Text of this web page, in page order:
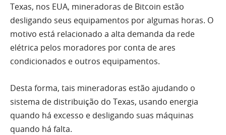
Texas, nos EUA, mineradoras de Bitcoin estão
desligando seus equipamentos por algumas horas. O
motivo está relacionado a alta demanda da rede
elétrica pelos moradores por conta de ares
condicionados e outros equipamentos.
Desta forma, tais mineradoras estão ajudando o
sistema de distribuição do Texas, usando energia
quando há excesso e desligando suas máquinas
quando há falta.